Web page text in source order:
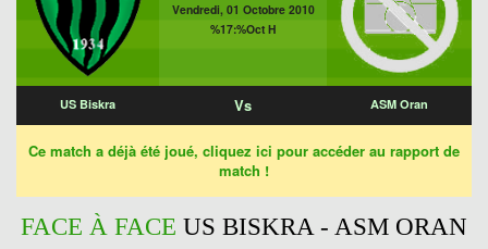
Vendredi, 01 Octobre 2010
%17:%Oct H
US Biskra Vs ASM Oran
Ce match a déjà été joué, cliquez ici pour accéder au rapport de
match !
FACE À FACE US BISKRA - ASM ORAN